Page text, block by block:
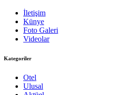
İletişim
Künye
Foto Galeri
Videolar
Kategoriler
Otel
Ulusal